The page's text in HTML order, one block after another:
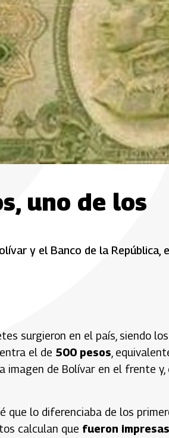
uno de los
y el Banco de la República,
surgieron en el país, siendo los
el de 500 pesos ,
imagen de Bolívar en el frente y,
que lo diferenciaba de los
calculan que fueron